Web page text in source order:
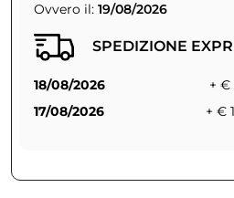
Ovvero il: 19/08/2026
SPEDIZIONE
18/08/2026
+ €
17/08/2026
+ €